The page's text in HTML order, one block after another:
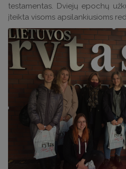
testamentas. Dviejų epochų
įteikta visoms apsilankiusioms